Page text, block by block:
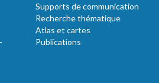
Supports de communication
Recherche thématique
Atlas et cartes
Publications